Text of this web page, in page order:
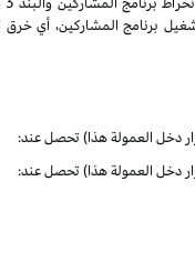
بانتهاء اتفاقية تشغيل برنامج المشاركين. لتفادي الشك وبدون الحد من غرض المادة 6 (ا) من اتفاقية تشغيل